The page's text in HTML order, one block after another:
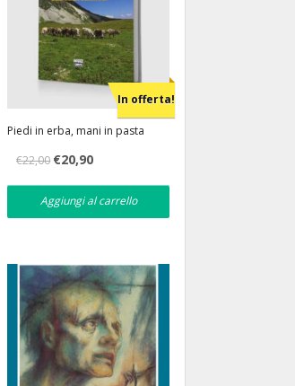
In offerta!
Piedi in erba, mani in pasta
€22,00 Il
originale
era:
€20,90Il
attuale
è:
Aggiungi al carrello